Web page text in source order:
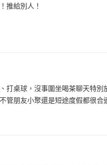
推給別人！
桌球，沒事圍坐喝茶聊天特
管朋友小聚還是短途度假都很合